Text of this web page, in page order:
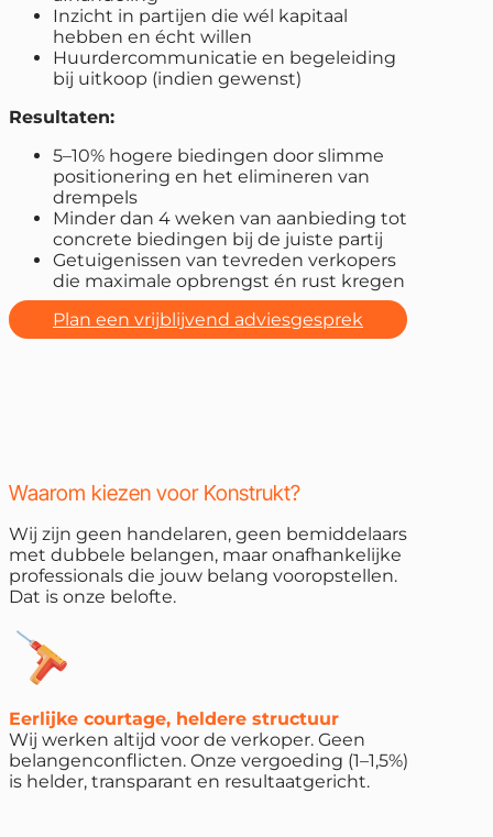
Inzicht in partijen die wél kapitaal
hebben en écht willen
Huurdercommunicatie en begeleiding
bij uitkoop (indien gewenst)
Resultaten:
5–10% hogere biedingen door slimme
positionering en het elimineren van
drempels
Minder dan 4 weken van aanbieding tot
concrete biedingen bij de juiste partij
Getuigenissen van tevreden verkopers
die maximale opbrengst én rust kregen
Plan een vrijblijvend adviesgesprek
Waarom kiezen voor Konstrukt?
Wij zijn geen handelaren, geen bemiddelaars
met dubbele belangen, maar onafhankelijke
professionals die jouw belang vooropstellen.
Dat is onze belofte.
Eerlijke courtage, heldere structuur
Wij werken altijd voor de verkoper. Geen
belangenconflicten. Onze vergoeding (1–1,5%)
is helder, transparant en resultaatgericht.